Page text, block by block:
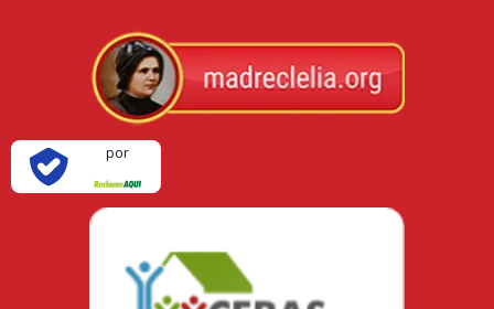
por